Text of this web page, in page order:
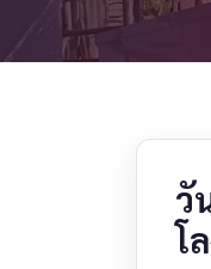
วั
โ